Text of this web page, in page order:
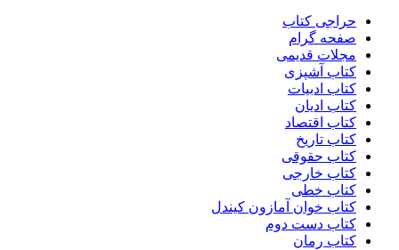
حراجی کتاب
صفحه گرام
مجلات قدیمی
کتاب آشپزی
کتاب ادبیات
کتاب ادیان
کتاب اقتصاد
کتاب تاریخ
کتاب حقوقی
کتاب خارجی
کتاب خطی
کتاب خوان آمازون کیندل
کتاب دست دوم
کتاب رمان